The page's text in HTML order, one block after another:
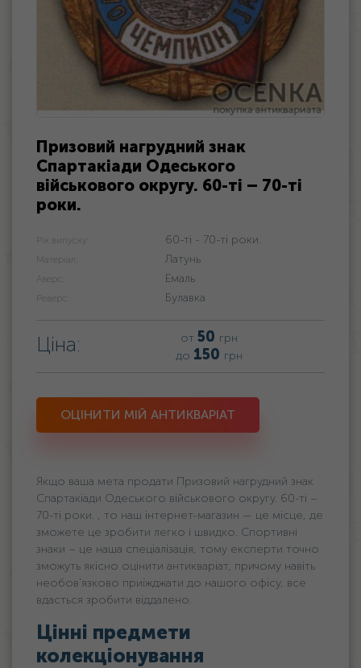
Призовий нагрудний знак
Спартакіади Одеського
військового округу. 60-ті – 70-ті
роки.
Рік випуску: 60-ті - 70-ті роки.
Матеріал: Латунь
Аверс: Емаль
Реверс: Булавка
Ціна: от 50 грн
до 150 грн
ОЦІНИТИ МІЙ АНТИКВАРІАТ
Якщо ваша мета продати Призовий нагрудний знак
Спартакіади Одеського військового округу. 60-ті –
70-ті роки. , то наш інтернет-магазин — це місце, де
зможете це зробити легко і швидко. Спортивні
знаки – це наша спеціалізація, тому експерти точно
зможуть якісно оцінити антикваріат, причому навіть
необов’язково приїжджати до нашого офісу, все
вдасться зробити віддалено.
Цінні предмети
колекціонування